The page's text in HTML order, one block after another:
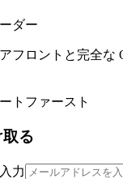
ダー
フロントと完全な
トファースト
る
力